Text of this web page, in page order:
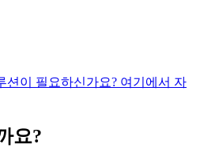
션이 필요하신가요? 여기에서 자
요?